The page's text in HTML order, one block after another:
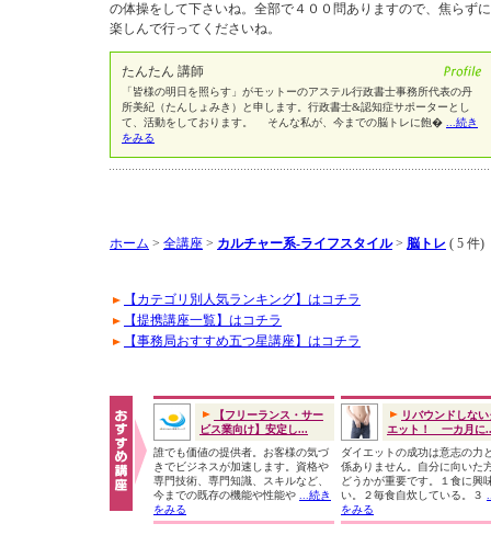
の体操をして下さいね。全部で４００問ありますので、焦らずに
楽しんで行ってくださいね。
たんたん 講師
「皆様の明日を照らす」がモットーのアステル行政書士事務所代表の丹
所美紀（たんしょみき）と申します。行政書士&認知症サポーターとし
て、活動をしております。 そんな私が、今までの脳トレに飽�
...続き
をみる
ホーム > 全講座 > カルチャー系-ライフスタイル> 脳トレ ( 5 件)
【カテゴリ別人気ランキング】はコチラ
【提携講座一覧】はコチラ
【事務局おすすめ五つ星講座】はコチラ
【フリーランス・サー
ビス業向け】安定し...
誰でも価値の提供者。お客様の気づ
きでビジネスが加速します。資格や
専門技術、専門知識、スキルなど、
今までの既存の機能や性能や
...続き
をみる
リバウンドしな
エット！ 一カ月に
ダイエットの成功は意志の力
係ありません。自分に向いた
どうかが重要です。１食に興
い。２毎食自炊している。３
をみる